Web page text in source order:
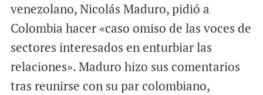
venezolano, Nicolás Maduro, pidió a
Colombia hacer «caso omiso de las voces de
sectores interesados en enturbiar las
relaciones». Maduro hizo sus comentarios
tras reunirse con su par colombiano,